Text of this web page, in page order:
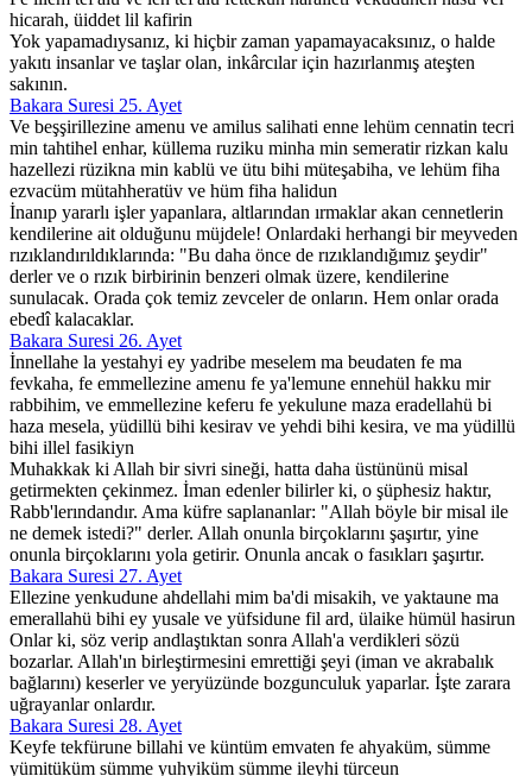
hicarah, üiddet lil kafirin
Yok yapamadıysanız, ki hiçbir zaman yapamayacaksınız, o halde
yakıtı insanlar ve taşlar olan, inkârcılar için hazırlanmış ateşten
sakının.
Bakara Suresi 25. Ayet
Ve beşşirillezine amenu ve amilus salihati enne lehüm cennatin tecri
min tahtihel enhar, küllema ruziku minha min semeratir rizkan kalu
hazellezi rüzikna min kablü ve ütu bihi müteşabiha, ve lehüm fiha
ezvacüm mütahheratüv ve hüm fiha halidun
İnanıp yararlı işler yapanlara, altlarından ırmaklar akan cennetlerin
kendilerine ait olduğunu müjdele! Onlardaki herhangi bir meyveden
rızıklandırıldıklarında: "Bu daha önce de rızıklandığımız şeydir"
derler ve o rızık birbirinin benzeri olmak üzere, kendilerine
sunulacak. Orada çok temiz zevceler de onların. Hem onlar orada
ebedî kalacaklar.
Bakara Suresi 26. Ayet
İnnellahe la yestahyi ey yadribe meselem ma beudaten fe ma
fevkaha, fe emmellezine amenu fe ya'lemune ennehül hakku mir
rabbihim, ve emmellezine keferu fe yekulune maza eradellahü bi
haza mesela, yüdillü bihi kesirav ve yehdi bihi kesira, ve ma yüdillü
bihi illel fasikiyn
Muhakkak ki Allah bir sivri sineği, hatta daha üstününü misal
getirmekten çekinmez. İman edenler bilirler ki, o şüphesiz haktır,
Rabb'lerındandır. Ama küfre saplananlar: "Allah böyle bir misal ile
ne demek istedi?" derler. Allah onunla birçoklarını şaşırtır, yine
onunla birçoklarını yola getirir. Onunla ancak o fasıkları şaşırtır.
Bakara Suresi 27. Ayet
Ellezine yenkudune ahdellahi mim ba'di misakih, ve yaktaune ma
emerallahü bihi ey yusale ve yüfsidune fil ard, ülaike hümül hasirun
Onlar ki, söz verip andlaştıktan sonra Allah'a verdikleri sözü
bozarlar. Allah'ın birleştirmesini emrettiği şeyi (iman ve akrabalık
bağlarını) keserler ve yeryüzünde bozgunculuk yaparlar. İşte zarara
uğrayanlar onlardır.
Bakara Suresi 28. Ayet
Keyfe tekfürune billahi ve küntüm emvaten fe ahyaküm, sümme
yümitüküm sümme yuhyiküm sümme ileyhi türceun